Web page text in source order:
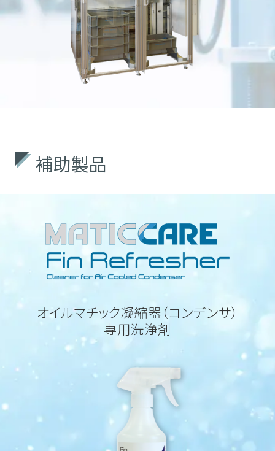
補助製品
オイルマチック凝縮器（コンデンサ）
専用洗浄剤